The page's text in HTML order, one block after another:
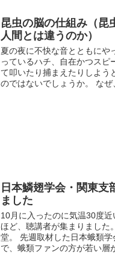
昆虫の脳の仕組み（
人間とは違うのか）
夏の夜に不快な音とともにや
っているハチ、自在かつスピ
て叩いたり捕まえたりしよう
のではないでしょうか。 なぜ
日本鱗翅学会・関東支
ました
10月に入ったのに気温30度
ほど、聴講者が集まりました
堂。 先週取材した日本蛾類
で、蛾類ファンの方が若い層